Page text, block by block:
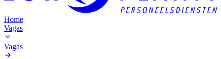
Home
Vagas
Vagas